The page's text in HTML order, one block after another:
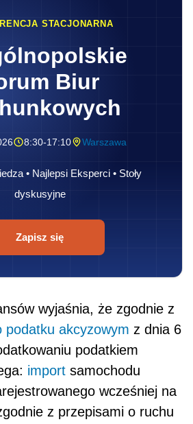
STACJONARNA
Biur
8:30-17:10 Warszawa
• Najlepsi Eksperci • Stoły
dyskusyjne
Zapisz się
wyjaśnia, że zgodnie z
podatku akcyzowym z dnia 6
podatkiem
import samochodu
wcześniej na
z przepisami o ruchu